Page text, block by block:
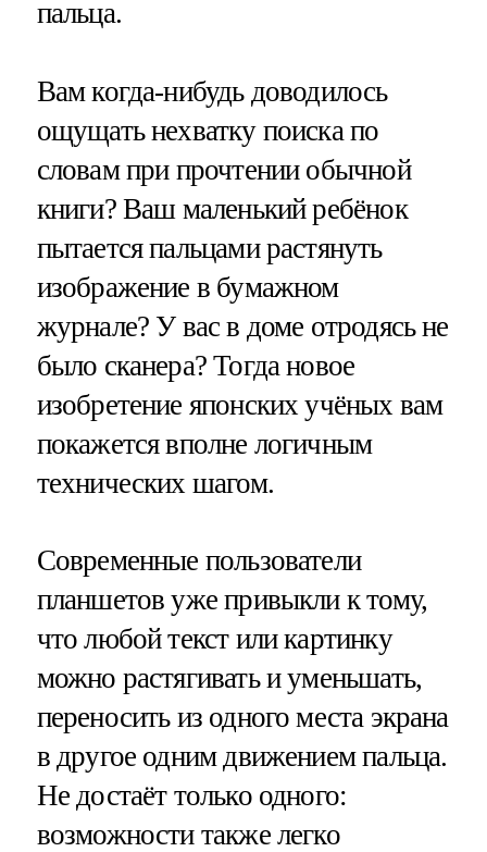
пальца.
Вам когда-нибудь доводилось
ощущать нехватку поиска по
словам при прочтении обычной
книги? Ваш маленький ребёнок
пытается пальцами растянуть
изображение в бумажном
журнале? У вас в доме отродясь не
было сканера? Тогда новое
изобретение японских учёных вам
покажется вполне логичным
технических шагом.
Современные пользователи
планшетов уже привыкли к тому,
что любой текст или картинку
можно растягивать и уменьшать,
переносить из одного места экрана
в другое одним движением пальца.
Не достаёт только одного:
возможности также легко